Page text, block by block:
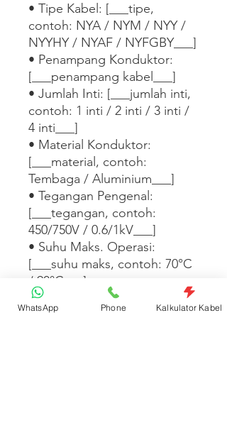
• Tipe Kabel: [___tipe,
contoh: NYA / NYM / NYY /
NYYHY / NYAF / NYFGBY___]
• Penampang Konduktor:
[___penampang kabel___]
• Jumlah Inti: [___jumlah inti,
contoh: 1 inti / 2 inti / 3 inti /
4 inti___]
• Material Konduktor:
[___material, contoh:
Tembaga / Aluminium___]
• Tegangan Pengenal:
[___tegangan, contoh:
450/750V / 0.6/1kV___]
• Suhu Maks. Operasi:
[___suhu maks, contoh: 70°C
/ 90°C___]
• Standar: [___standar,
contoh: SNI IEC 60227 / SNI
WhatsApp Phone Kalkulator Kabel